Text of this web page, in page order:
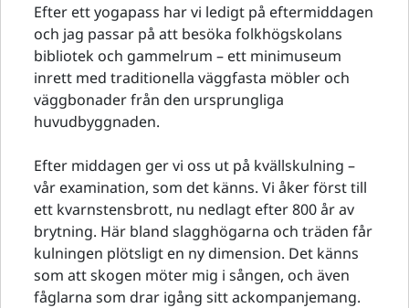
Efter ett yogapass har vi ledigt på eftermiddagen
och jag passar på att besöka folkhögskolans
bibliotek och gammelrum – ett minimuseum
inrett med traditionella väggfasta möbler och
väggbonader från den ursprungliga
huvudbyggnaden.
Efter middagen ger vi oss ut på kvällskulning –
vår examination, som det känns. Vi åker först till
ett kvarnstensbrott, nu nedlagt efter 800 år av
brytning. Här bland slagghögarna och träden får
kulningen plötsligt en ny dimension. Det känns
som att skogen möter mig i sången, och även
fåglarna som drar igång sitt ackompanjemang.